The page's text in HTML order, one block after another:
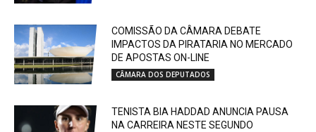
COMISSÃO DA CÂMARA DEBATE
IMPACTOS DA PIRATARIA NO MERCADO
DE APOSTAS ON-LINE
CÂMARA DOS DEPUTADOS
TENISTA BIA HADDAD ANUNCIA PAUSA
NA CARREIRA NESTE SEGUNDO